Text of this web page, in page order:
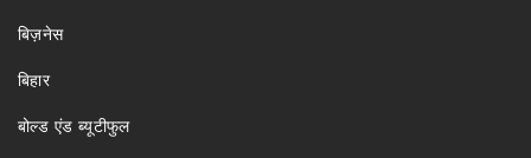
बिज़नेस
बिहार
बोल्ड एंड ब्यूटीफुल